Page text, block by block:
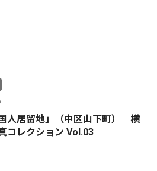
国人居留地」（中区山下町） 横
コレクション Vol.03